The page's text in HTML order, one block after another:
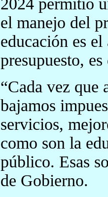
el manejo del
educación es
presupuesto,
“Cada vez que
bajamos
servicios,
como son la
público. Esas
de Gobierno.